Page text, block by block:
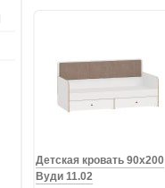
Детская кровать 90х200
Вуди 11.02